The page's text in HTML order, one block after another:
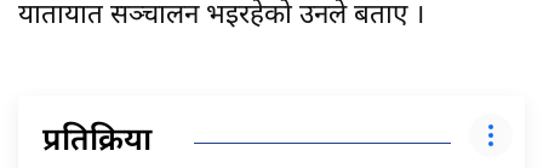
यातायात सञ्चालन भइरहेको उनले बताए ।
प्रतिक्रिया